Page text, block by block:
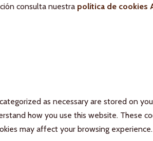
consulta nuestra política de cookies
as necessary are stored on
how you use this website. These
may affect your browsing experience.